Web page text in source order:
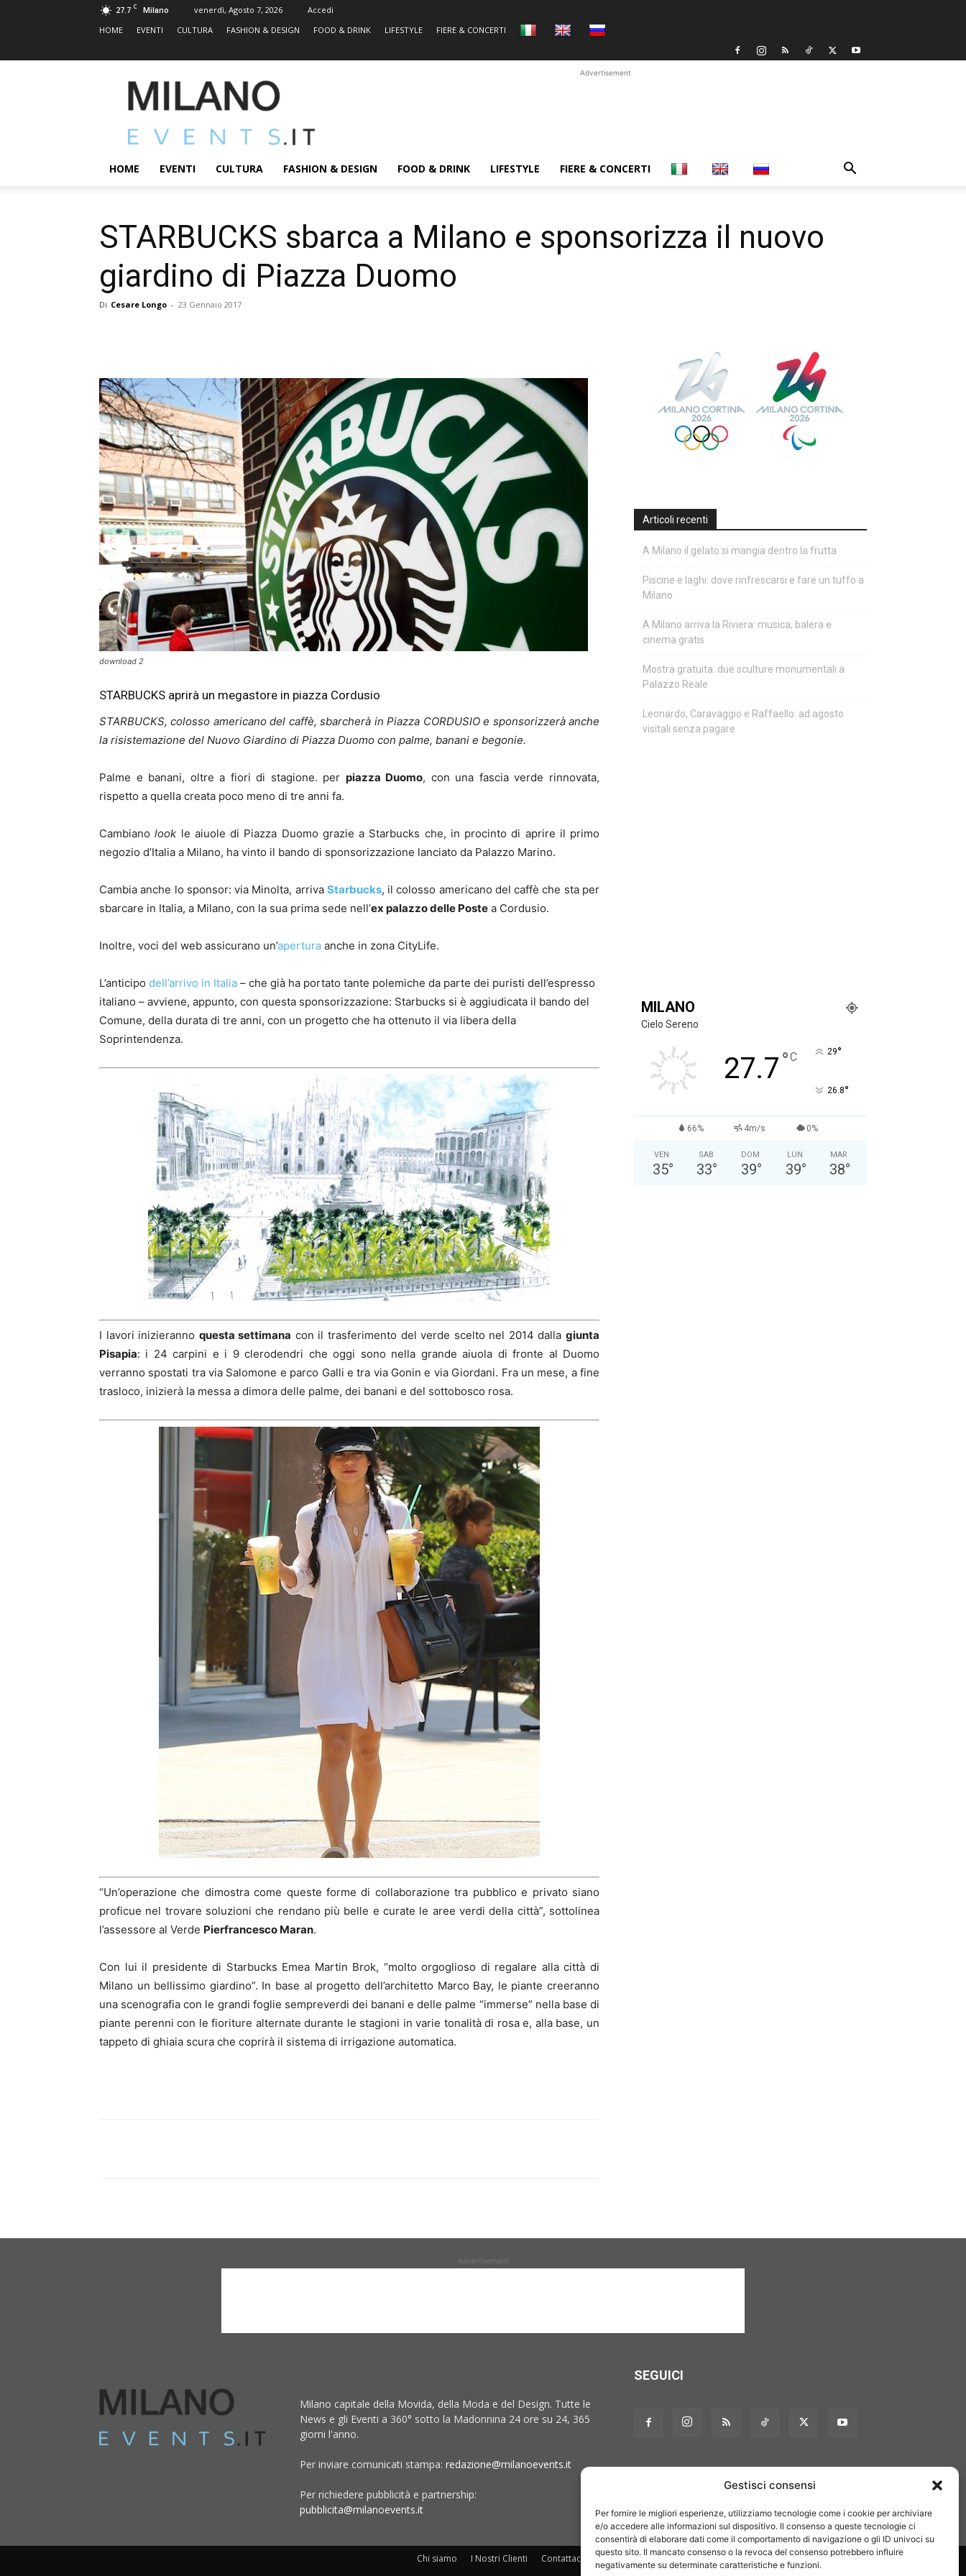
Gestisci consensi
Per fornire le migliori esperienze, utilizziamo tecnologie come i cookie per archiviare
e/o accedere alle informazioni sul dispositivo. Il consenso a queste tecnologie ci
consentirà di elaborare dati come il comportamento di navigazione o gli ID univoci su
questo sito. Il mancato consenso o la revoca del consenso potrebbero influire
negativamente su determinate caratteristiche e funzioni.
27.7 C Milano venerdì, Agosto 7, 2026
Accedi
HOME
EVENTI CULTURA FASHION & DESIGN FOOD & DRINK LIFESTYLE FIERE & CONCERTI
MILANOEVENTS.IT
|
2.0
ed
Eventi
Advertisement
HOME EVENTI CULTURA FASHION & DESIGN FOOD & DRINK LIFESTYLE FIERE & CONCERTI
STARBUCKS sbarca a Milano e sponsorizza il nuovo
giardino di Piazza Duomo
Di Cesare Longo - 23 Gennaio 2017
download 2
STARBUCKS aprirà un megastore in piazza Cordusio
STARBUCKS, colosso americano del caffè, sbarcherà in Piazza CORDUSIO e sponsorizzerà anche
la risistemazione del Nuovo Giardino di Piazza Duomo con palme, banani e begonie.
Palme e banani, oltre a fiori di stagione. per piazza Duomo, con una fascia verde rinnovata,
rispetto a quella creata poco meno di tre anni fa.
Cambianolook le aiuole di Piazza Duomo grazie a Starbucks che, in procinto di aprire il primo
negozio d’Italia a Milano, ha vinto il bando di sponsorizzazione lanciato da Palazzo Marino.
Cambia anche lo sponsor: via Minolta, arriva Starbucks, il colosso americano del caffè che sta per
sbarcare in Italia, a Milano, con la sua prima sede nell’ex palazzo delle Poste a Cordusio.
Inoltre, voci del web assicurano un’apertura anche in zona CityLife.
L’anticipo dell’arrivo in Italia – che già ha portato tante polemiche da parte dei puristi dell’espresso
italiano – avviene, appunto, con questa sponsorizzazione: Starbucks si è aggiudicata il bando del
Comune, della durata di tre anni, con un progetto che ha ottenuto il via libera della
Soprintendenza.
I lavori inizieranno questa settimana con il trasferimento del verde scelto nel 2014 dallagiunta
Pisapia: i 24 carpini e i 9 clerodendri che oggi sono nella grande aiuola di fronte al Duomo
verranno spostati tra via Salomone e parco Galli e tra via Gonin e via Giordani. Fra un mese, a fine
trasloco, inizierà la messa a dimora delle palme, dei banani e del sottobosco rosa.
“Un’operazione che dimostra come queste forme di collaborazione tra pubblico e privato siano
proficue nel trovare soluzioni che rendano più belle e curate le aree verdi della città”, sottolinea
l’assessore al Verde Pierfrancesco Maran.
Con lui il presidente di Starbucks Emea Martin Brok, “molto orgoglioso di regalare alla città di
Milano un bellissimo giardino”. In base al progetto dell’architetto Marco Bay, le piante creeranno
una scenografia con le grandi foglie sempreverdi dei banani e delle palme “immerse” nella base di
piante perenni con le fioriture alternate durante le stagioni in varie tonalità di rosa e, alla base, un
tappeto di ghiaia scura che coprirà il sistema di irrigazione automatica.
Articoli recenti
A Milano il gelato si mangia dentro la frutta
Piscine e laghi: dove rinfrescarsi e fare un tuffo a
Milano
A Milano arriva la Riviera: musica, balera e
cinema gratis
Mostra gratuita: due sculture monumentali a
Palazzo Reale
Leonardo, Caravaggio e Raffaello: ad agosto
visitali senza pagare
MILANO
Cielo Sereno
27.7°C 29°
26.8°
66% 4m/s 0%
VEN
35°
SAB
33°
DOM
39°
LUN
39°
MAR
38°
Advertisement
Milano capitale della Movida, della Moda e del Design. Tutte le
News e gli Eventi a 360° sotto la Madonnina 24 ore su 24, 365
giorni l'anno.
Per inviare comunicati stampa: redazione@milanoevents.it
Per richiedere pubblicità e partnership:
pubblicita@milanoevents.it
SEGUICI
Chi siamo I Nostri Clienti Contattaci Collabora con noi Pubblicità Privacy policy Linee editoriali